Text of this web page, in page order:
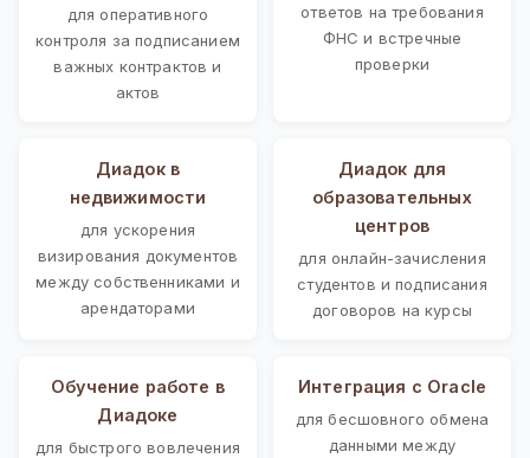
для оперативного
контроля за подписанием
важных контрактов и
актов
ответов на требования
ФНС и встречные
проверки
Диадок в
недвижимости
для ускорения
визирования документов
между собственниками и
арендаторами
Диадок для
образовательных
центров
для онлайн-зачисления
студентов и подписания
договоров на курсы
Обучение работе в
Диадоке
для быстрого вовлечения
Интеграция с Oracle
для бесшовного обмена
данными между